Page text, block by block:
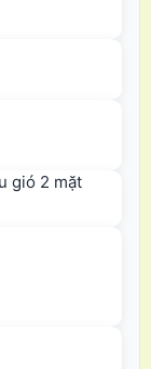
gió 2 mặt